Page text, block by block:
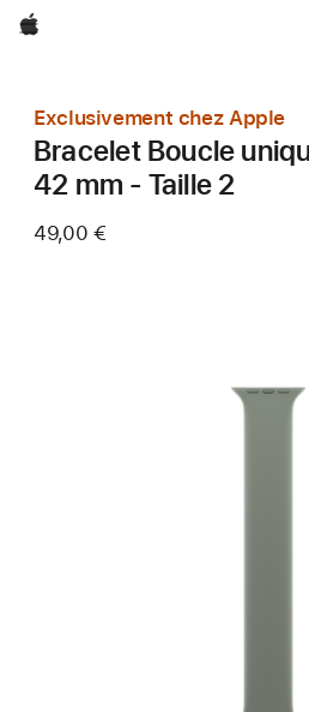
Apple
Exclusivement chez Apple
Bracelet Boucle
42 mm - Taille 2
49,00 €